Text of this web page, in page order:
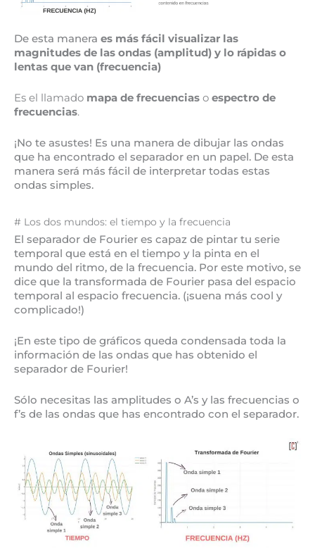
De esta manera es más fácil visualizar las
magnitudes de las ondas (amplitud) y lo rápidas o
lentas que van (frecuencia)
Es el llamado mapa de frecuencias o espectro de
frecuencias.
¡No te asustes! Es una manera de dibujar las ondas
que ha encontrado el separador en un papel. De esta
manera será más fácil de interpretar todas estas
ondas simples.
# Los dos mundos: el tiempo y la frecuencia
El separador de Fourier es capaz de pintar tu serie
temporal que está en el tiempo y la pinta en el
mundo del ritmo, de la frecuencia. Por este motivo, se
dice que la transformada de Fourier pasa del espacio
temporal al espacio frecuencia. (¡suena más cool y
complicado!)
¡En este tipo de gráficos queda condensada toda la
información de las ondas que has obtenido el
separador de Fourier!
Sólo necesitas las amplitudes o A’s y las frecuencias o
f’s de las ondas que has encontrado con el separador.